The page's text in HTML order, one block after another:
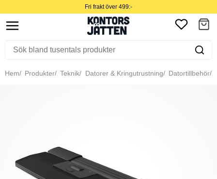
Fri frakt över 499:-
Hem Produkter Teknik Datorer & Kringutrustning Datortillbehör